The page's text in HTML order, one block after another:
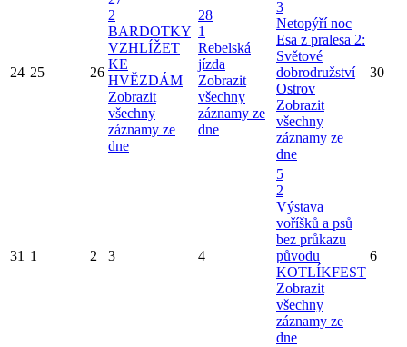
24 25 26
2
BARDOTKY
VZHLÍŽET
KE
HVĚZDÁM
Zobrazit
všechny
záznamy ze
dne
28
1
Rebelská
jízda
Zobrazit
všechny
záznamy ze
dne
3
Netopýří noc
Esa z pralesa 2:
Světové
dobrodružství
Ostrov
Zobrazit
všechny
záznamy ze
dne
30
31 1 2 3 4
5
2
Výstava
voříšků a psů
bez průkazu
původu
KOTLÍKFEST
Zobrazit
všechny
záznamy ze
dne
6